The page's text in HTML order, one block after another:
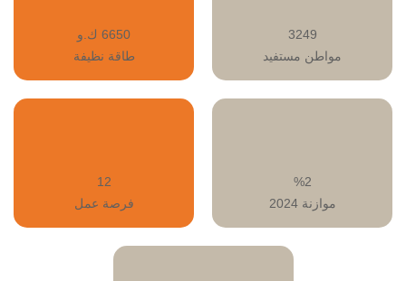
3249
مواطن مستفيد
6650 ك.و
طاقة نظيفة
%2
موازنة 2024
12
فرصة عمل